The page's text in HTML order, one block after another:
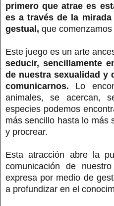
primero que atrae es
es a través de la
gestual, que
Este juego es un arte
seducir, sencillamente
de nuestra sexualidad y
comunicarnos. Lo
animales, se acercan,
especies podemos
más sencillo hasta lo más
y procrear.
Esta atracción abre la
comunicación de
expresa por medio de
a profundizar en el